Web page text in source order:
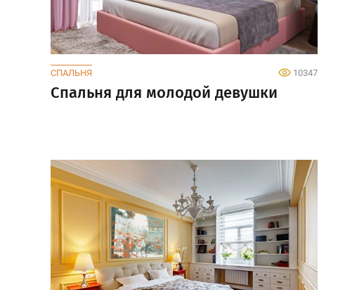
СПАЛЬНЯ 10347
Спальня для молодой девушки